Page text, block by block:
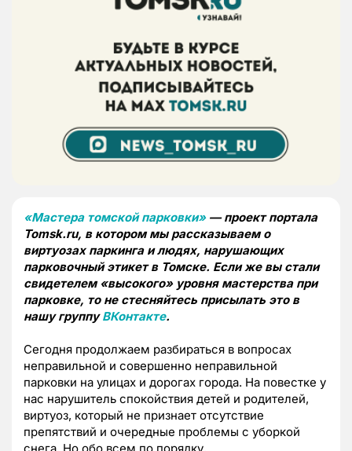
«Мастера томской парковки»— проект портала
Tomsk.ru, в котором мы рассказываем о
виртуозах паркинга и людях, нарушающих
парковочный этикет в Томске. Если же вы стали
свидетелем «высокого» уровня мастерства при
парковке, то не стесняйтесь присылать это в
нашу группуВКонтакте.
Сегодня продолжаем разбираться в вопросах
неправильной и совершенно неправильной
парковки на улицах и дорогах города. На повестке у
нас нарушитель спокойствия детей и родителей,
виртуоз, который не признает отсутствие
препятствий и очередные проблемы с уборкой